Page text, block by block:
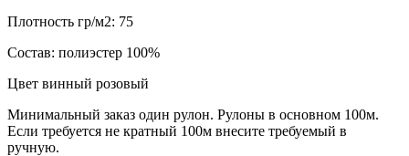
Плотность гр/м2: 75
Состав: полиэстер 100%
Цвет винный розовый
Минимальный заказ один рулон. Рулоны в основном 100м.
Если требуется не кратный 100м внесите требуемый в
ручную.